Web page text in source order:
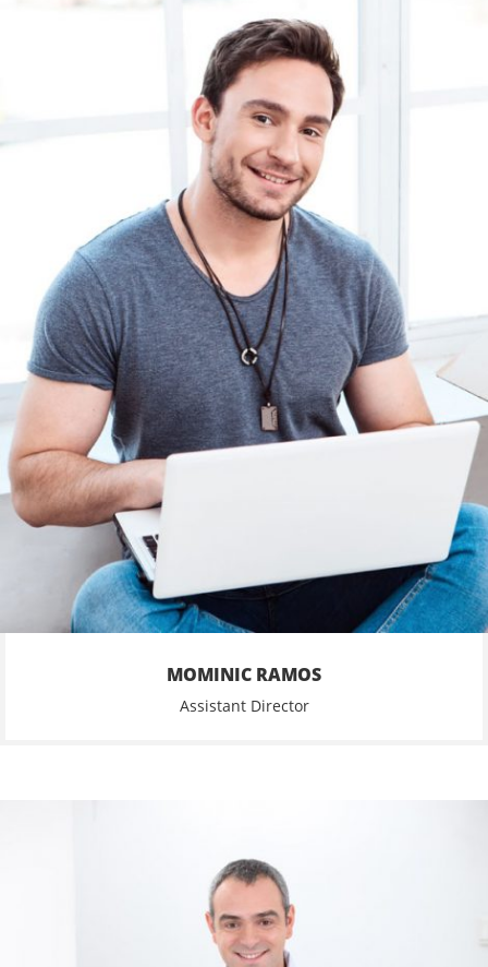
MOMINIC RAMOS
Assistant Director